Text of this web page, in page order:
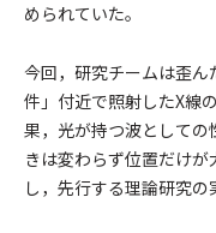
められていた。
今回，研究チームは歪
件」付近で照射したX線
果，光が持つ波としての
きは変わらず位置だけ
し，先行する理論研究の